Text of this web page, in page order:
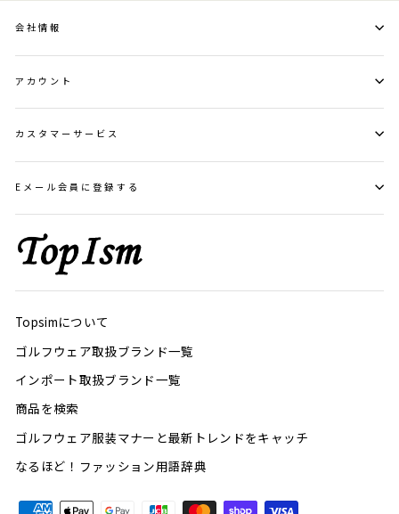
会社情報
アカウント
カスタマーサービス
Eメール会員に登録する
Topsimについて
ゴルフウェア取扱ブランド一覧
インポート取扱ブランド一覧
商品を検索
ゴルフウェア服装マナーと最新トレンドをキャッチ
なるほど！ファッション用語辞典